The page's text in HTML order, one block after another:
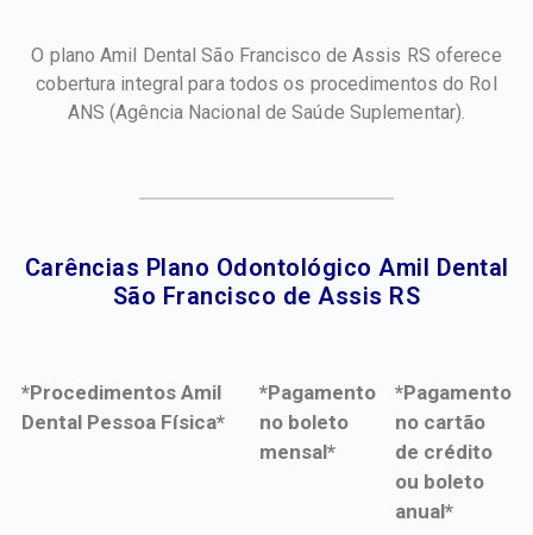
O plano Amil Dental São Francisco de Assis RS oferece
cobertura integral para todos os procedimentos do Rol
ANS(Agência Nacional de Saúde Suplementar).
Carências Plano Odontológico Amil Dental
São Francisco de Assis RS​
*Procedimentos Amil
Dental Pessoa Física*
*Pagamento
no boleto
mensal*
*Pagamento
no cartão
de crédito
ou boleto
anual*